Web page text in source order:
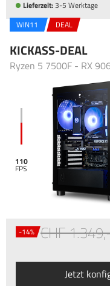
Lieferzeit:3-5 Werktage
WIN11
DEAL
KICKASS-DEAL
Ryzen 5 7500F - RX
110
-14% 1.349
Jetzt